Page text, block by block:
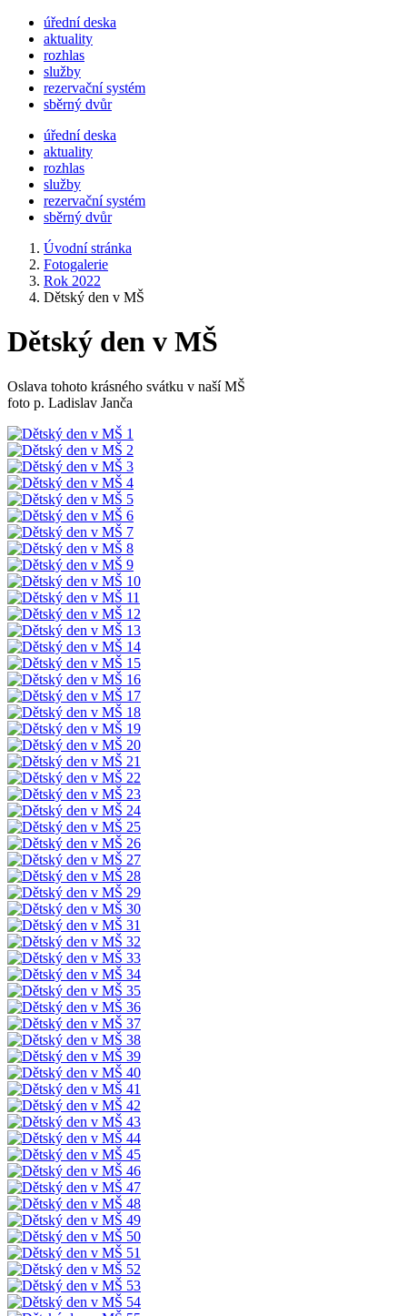
úřední deska
aktuality
rozhlas
služby
rezervační systém
sběrný dvůr
úřední deska
aktuality
rozhlas
služby
rezervační systém
sběrný dvůr
Úvodní stránka
Fotogalerie
Rok 2022
Dětský den v MŠ
Dětský den v MŠ
Oslava tohoto krásného svátku v naší MŠ
foto p. Ladislav Janča